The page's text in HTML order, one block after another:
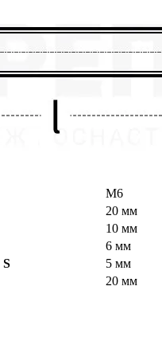
М6
20 мм
10 мм
6 мм
S
5 мм
20 мм